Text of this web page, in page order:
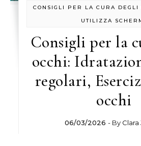
CONSIGLI PER LA CURA DEGLI
UTILIZZA
Consigli per la
occhi:
regolari,
occhi
06/03/2026 - By Clara